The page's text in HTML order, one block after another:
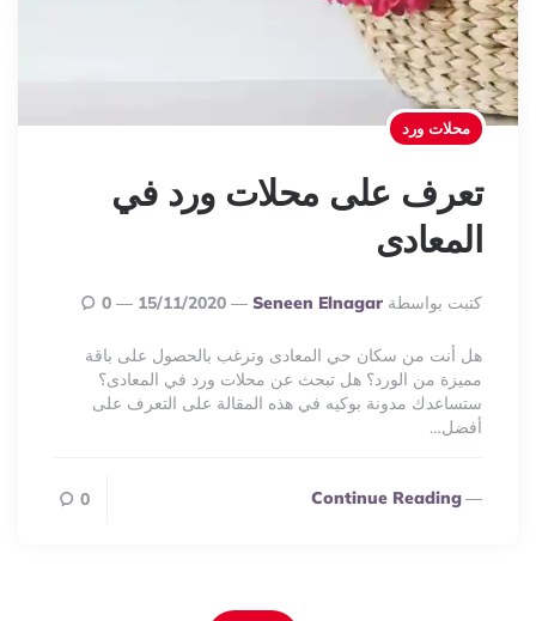
محلات ورد
تعرف على محلات ورد في
المعادى
Posted
By
كتبت بواسطة Seneen Elnagar
15/11/2020
0
هل أنت من سكان حي المعادى وترغب بالحصول على باقة
مميزة من الورد؟ هل تبحث عن محلات ورد في المعادى؟
ستساعدك مدونة بوكيه في هذه المقالة على التعرف على
أفضل…
Continue Reading
0